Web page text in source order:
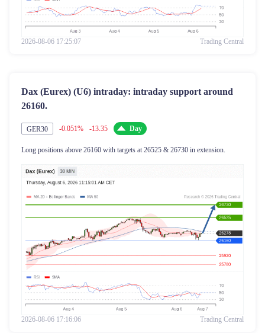
2026-08-06 17:25:07 Trading Central
Dax (Eurex) (U6) intraday: intraday support around
26160.
GER30 -0.051% -13.35 Day
Long positions above 26160 with targets at 26525 & 26730 in extension.
2026-08-06 17:16:06 Trading Central